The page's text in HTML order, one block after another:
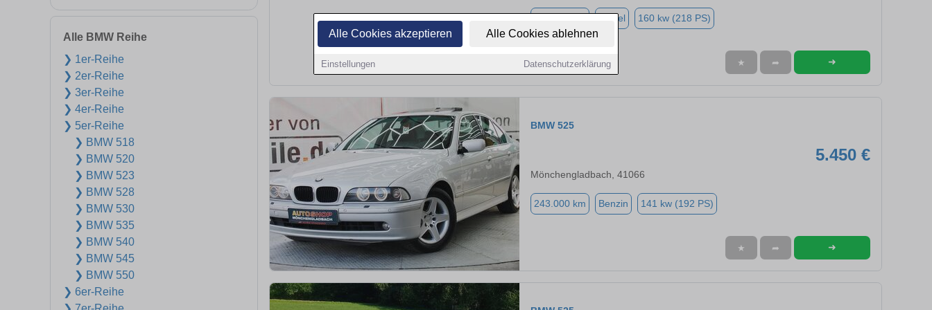
Alle Cookies akzeptieren Alle Cookies ablehnen
Einstellungen Datenschutzerklärung
Alle BMW Reihe
❯ 1er-Reihe
❯ 2er-Reihe
❯ 3er-Reihe
❯ 4er-Reihe
❯ 5er-Reihe
❯ BMW 518
❯ BMW 520
❯ BMW 523
❯ BMW 528
❯ BMW 530
❯ BMW 535
❯ BMW 540
❯ BMW 545
❯ BMW 550
❯ 6er-Reihe
Diesel 160 kw (218 PS)
★ ➦ ➜
BMW 525
5.450 €
Mönchengladbach, 41066
243.000 km Benzin 141 kw (192 PS)
★ ➦ ➜